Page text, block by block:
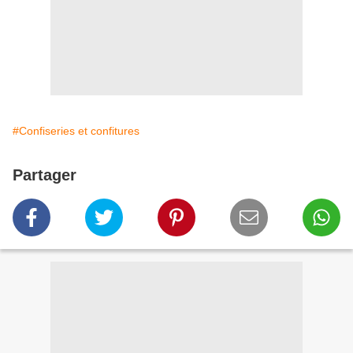
#Confiseries et confitures
Partager